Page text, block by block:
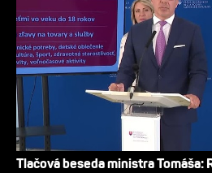
Tlačová beseda ministra Tomáša: